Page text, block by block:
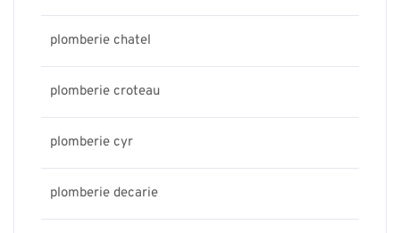
plomberie chatel
plomberie croteau
plomberie cyr
plomberie decarie